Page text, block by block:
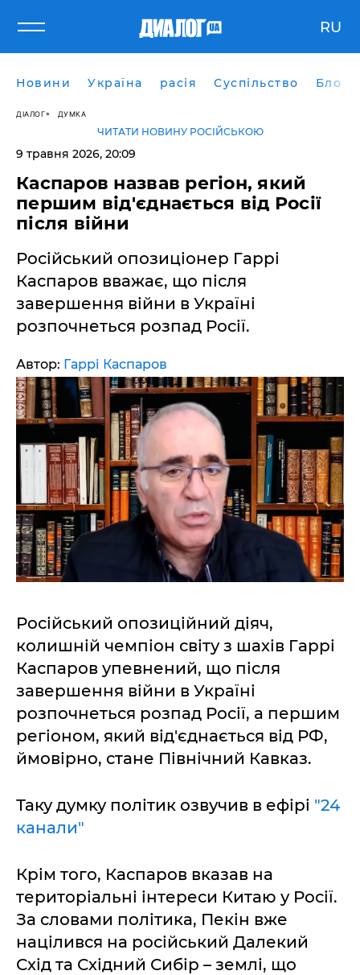
RU
Новини Україна расія Суспільство Блоги
ДІАЛОГ ДУМКА
ЧИТАТИ НОВИНУ РОСІЙСЬКОЮ
9 травня 2026, 20:09
​Каспаров назвав регіон, який
першим від'єднається від Росії
після війни
Російський опозиціонер Гаррі
Каспаров вважає, що після
завершення війни в Україні
розпочнеться розпад Росії.
Автор: Гаррі Каспаров
Російський опозиційний діяч,
колишній чемпіон світу з шахів Гаррі
Каспаров упевнений, що після
завершення війни в Україні
розпочнеться розпад Росії, а першим
регіоном, який від'єднається від РФ,
ймовірно, стане Північний Кавказ.
Таку думку політик озвучив в ефірі "24
канали"
Крім того, Каспаров вказав на
територіальні інтереси Китаю у Росії.
За словами політика, Пекін вже
націлився на російський Далекий
Схід та Східний Сибір – землі, що